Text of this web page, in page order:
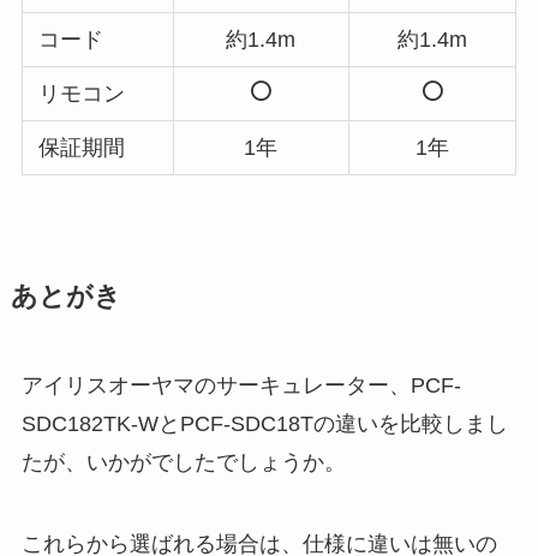
コード 約1.4m 約1.4m
リモコン
保証期間 1年 1年
あとがき
アイリスオーヤマのサーキュレーター、PCF-
SDC182TK-WとPCF-SDC18Tの違いを比較しまし
たが、いかがでしたでしょうか。
これらから選ばれる場合は、仕様に違いは無いの